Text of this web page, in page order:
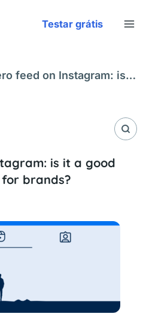
Testar grátis
feed on Instagram: is it
is it a good
brands?